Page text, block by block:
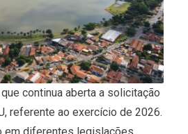
continua aberta a solicitação
referente ao exercício de 2026.